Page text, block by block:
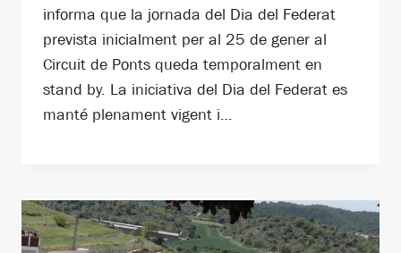
informa que la jornada del Dia del Federat
prevista inicialment per al 25 de gener al
Circuit de Ponts queda temporalment en
stand by. La iniciativa del Dia del Federat es
manté plenament vigent i…